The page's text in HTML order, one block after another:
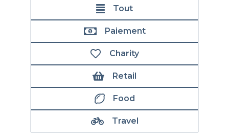
Tout
Paiement
Charity
Retail
Food
Travel